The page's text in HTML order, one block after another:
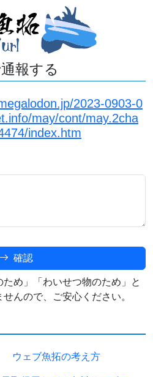
報する
2023-0903-0
may/cont/may.2cha
index.htm
確認
め」「わいせつ物のため」と
んので、ご安心ください。
ウェブ魚拓の考え方